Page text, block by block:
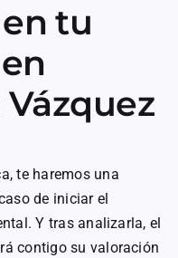
tu
te haremos una
de iniciar el
Y tras analizarla, el
contigo su valoración